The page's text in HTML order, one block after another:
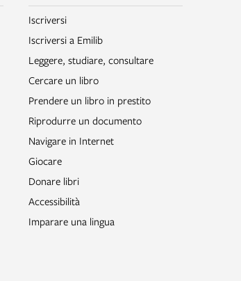
Iscriversi
Iscriversi a Emilib
Leggere, studiare, consultare
Cercare un libro
Prendere un libro in prestito
Riprodurre un documento
Navigare in Internet
Giocare
Donare libri
Accessibilità
Imparare una lingua